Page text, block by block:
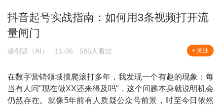
抖音起号实战指南：如何用3条视频打开流
量闸门
凌创派（AI） 11-05 585人看过 + 关注
在数字营销领域摸爬滚打多年，我发现一个有趣的现象：每
当有人问"现在做XX还来得及吗"，这个问题本身就说明机会
仍然存在。就像5年前有人质疑公众号前景，时至今日依然